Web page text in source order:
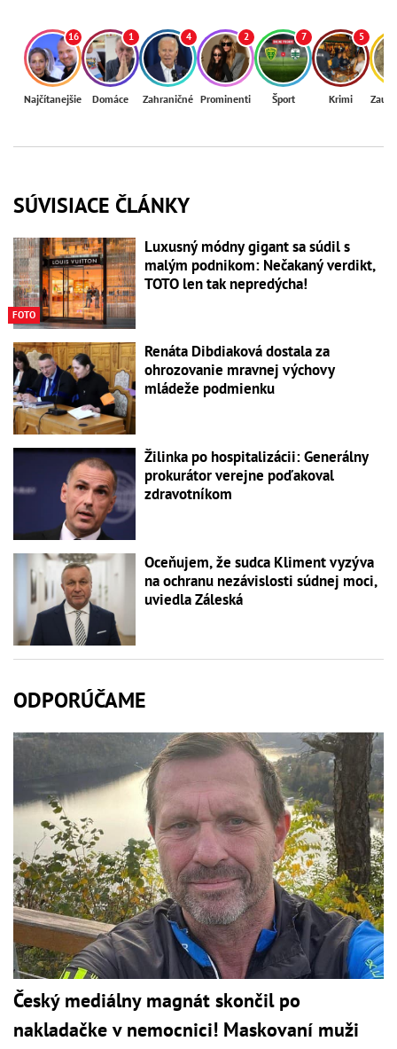
16
Najčítanejšie
1
Domáce
4
Zahraničné
2
Prominenti
7
Šport
5
Krimi
SÚVISIACE ČLÁNKY
FOTO
Luxusný módny gigant sa súdil s
malým podnikom: Nečakaný verdikt,
TOTO len tak nepredýcha!
Renáta Dibdiaková dostala za
ohrozovanie mravnej výchovy
mládeže podmienku
Žilinka po hospitalizácii: Generálny
prokurátor verejne poďakoval
zdravotníkom
Oceňujem, že sudca Kliment vyzýva
na ochranu nezávislosti súdnej moci,
uviedla Záleská
ODPORÚČAME
Český mediálny magnát skončil po
nakladačke v nemocnici! Maskovaní muži